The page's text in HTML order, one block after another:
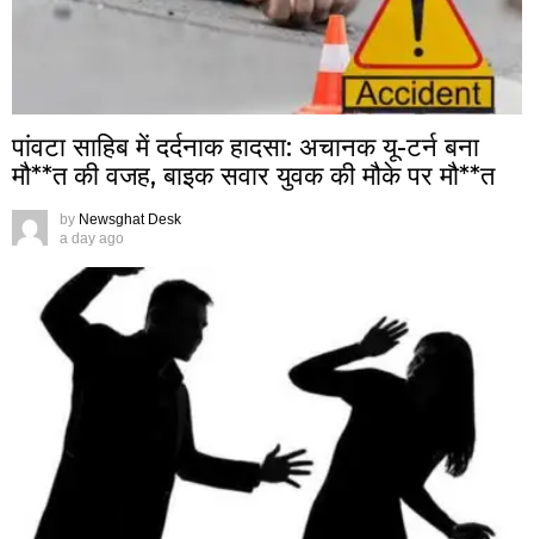
पांवटा साहिब में दर्दनाक हादसा: अचानक यू-टर्न बना
मौ**त की वजह, बाइक सवार युवक की मौके पर मौ**त
by Newsghat Desk
a day ago